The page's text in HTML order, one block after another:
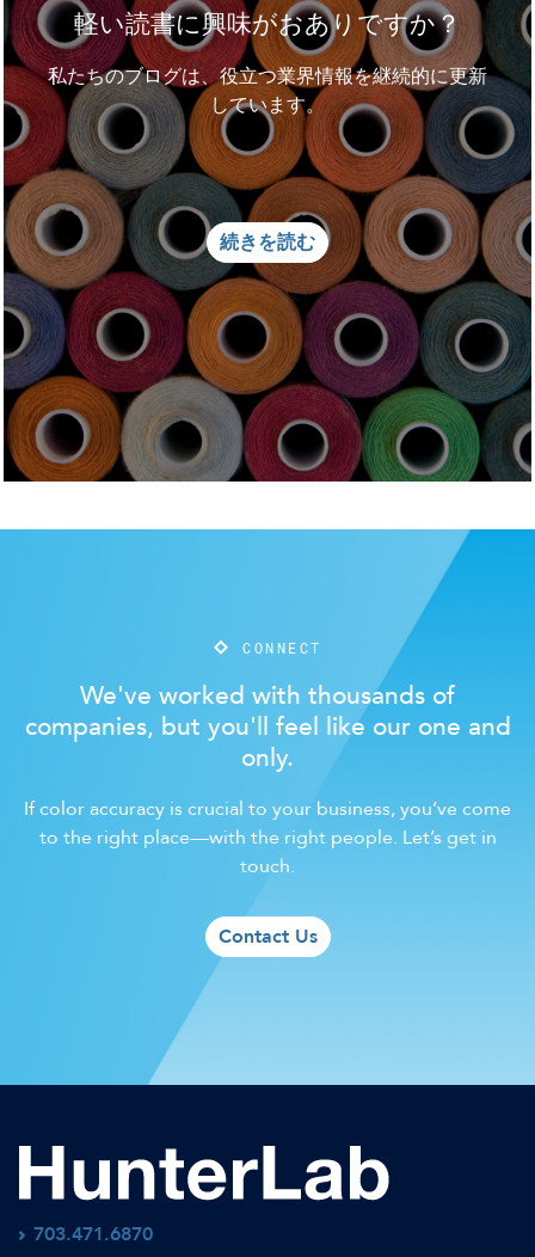
軽い読書に興味がおありですか？
私たちのブログは、役立つ業界情報を継続的に更新
しています。
続きを読む
CONNECT
We've worked with thousands of
companies, but you'll feel like our one and
only.
If color accuracy is crucial to your business, you’ve come
to the right place—with the right people. Let’s get in
touch.
Contact Us
703.471.6870